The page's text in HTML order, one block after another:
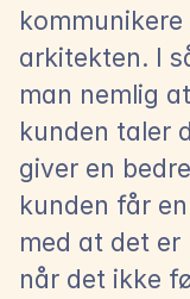
arkitekten. I
man nemlig
kunden taler
giver en
kunden får
med at det er
når det ikke